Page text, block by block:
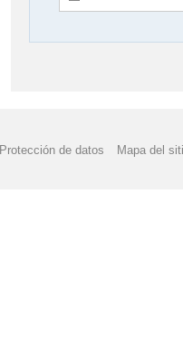
Protección de datos Mapa del